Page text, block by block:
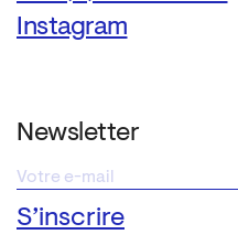
Instagram
Newsletter